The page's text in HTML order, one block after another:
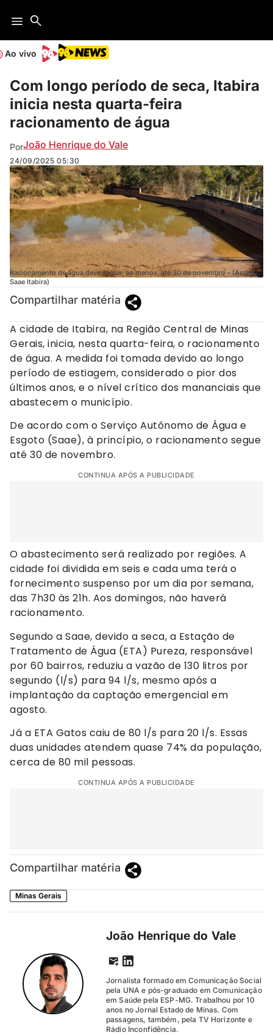
Ao vivo
Com longo período de seca, Itabira
inicia nesta quarta-feira
racionamento de água
PorJoão Henrique do Vale
24/09/2025 05:30
Racionamento de água deve seguir, ao menos, até 30 de novembro - (Acom
Saae Itabira)
Compartilhar matéria
A cidade de Itabira, na Região Central de Minas
Gerais, inicia, nesta quarta-feira, o racionamento
de água. A medida foi tomada devido ao longo
período de estiagem, considerado o pior dos
últimos anos, e o nível crítico dos mananciais que
abastecem o município.
De acordo com o Serviço Autônomo de Água e
Esgoto (Saae), à princípio, o racionamento segue
até 30 de novembro.
CONTINUA APÓS A PUBLICIDADE
O abastecimento será realizado por regiões. A
cidade foi dividida em seis e cada uma terá o
fornecimento suspenso por um dia por semana,
das 7h30 às 21h. Aos domingos, não haverá
racionamento.
Segundo a Saae, devido a seca, a Estação de
Tratamento de Água (ETA) Pureza, responsável
por 60 bairros, reduziu a vazão de 130 litros por
segundo (l/s) para 94 l/s, mesmo após a
implantação da captação emergencial em
agosto.
Já a ETA Gatos caiu de 80 l/s para 20 l/s. Essas
duas unidades atendem quase 74% da população,
cerca de 80 mil pessoas.
CONTINUA APÓS A PUBLICIDADE
Compartilhar matéria
Minas Gerais
João Henrique do Vale
Jornalista formado em Comunicação Social
pela UNA e pós-graduado em Comunicação
em Saúde pela ESP-MG. Trabalhou por 10
anos no Jornal Estado de Minas. Com
passagens, também, pela TV Horizonte e
Rádio Inconfidência.